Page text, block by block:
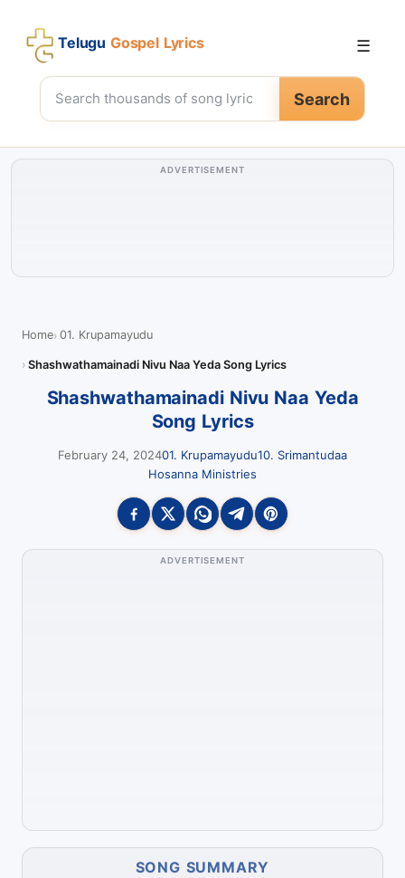
Telugu Gospel Lyrics
Search
☰
ADVERTISEMENT
Home 01. Krupamayudu
Shashwathamainadi Nivu Naa Yeda Song Lyrics
Shashwathamainadi Nivu Naa Yeda
Song Lyrics
February 24, 202401. Krupamayudu10. Srimantudaa
Hosanna Ministries
ADVERTISEMENT
SONG SUMMARY